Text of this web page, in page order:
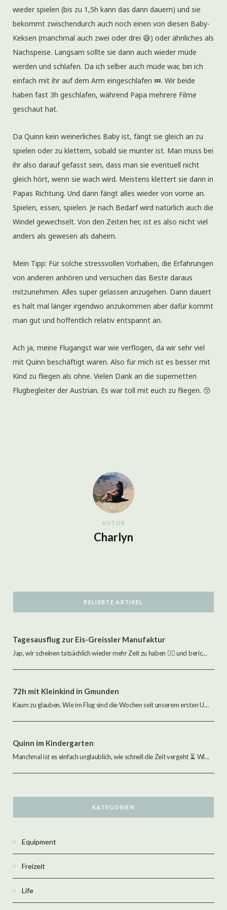
wieder spielen (bis zu 1,5h kann das dann dauern) und sie
bekommt zwischendurch auch noch einen von diesen Baby-
Keksen (manchmal auch zwei oder drei 😅) oder ähnliches als
Nachspeise. Langsam sollte sie dann auch wieder müde
werden und schlafen. Da ich selber auch müde war, bin ich
einfach mit ihr auf dem Arm eingeschlafen 💤. Wir beide
haben fast 3h geschlafen, während Papa mehrere Filme
geschaut hat.
Da Quinn kein weinerliches Baby ist, fängt sie gleich an zu
spielen oder zu klettern, sobald sie munter ist. Man muss bei
ihr also darauf gefasst sein, dass man sie eventuell nicht
gleich hört, wenn sie wach wird. Meistens klettert sie dann in
Papas Richtung. Und dann fängt alles wieder von vorne an.
Spielen, essen, spielen. Je nach Bedarf wird natürlich auch die
Windel gewechselt. Von den Zeiten her, ist es also nicht viel
anders als gewesen als daheim.
Mein Tipp: Für solche stressvollen Vorhaben, die Erfahrungen
von anderen anhören und versuchen das Beste daraus
mitzunehmen. Alles super gelassen anzugehen. Dann dauert
es halt mal länger irgendwo anzukommen aber dafür kommt
man gut und hoffentlich relativ entspannt an.
Ach ja, meine Flugangst war wie verflogen, da wir sehr viel
mit Quinn beschäftigt waren. Also für mich ist es besser mit
Kind zu fliegen als ohne. Vielen Dank an die supernetten
Flugbegleiter der Austrian. Es war toll mit euch zu fliegen. 😚
AUTOR
Charlyn
BELIEBTE ARTIKEL
Tagesausflug zur Eis-Greissler Manufaktur
Jap, wir scheinen tatsächlich wieder mehr Zeit zu haben 🤷‍♂️ und berichten von unserem kleinen…
72h mit Kleinkind in Gmunden
Kaum zu glauben. Wie im Flug sind die Wochen seit unserem ersten Urlaub während der…
Quinn im Kindergarten
Manchmal ist es einfach unglaublich, wie schnell die Zeit vergeht ⏳. Wie im Flug ziehen…
KATEGORIEN
Equipment
Freizeit
Life